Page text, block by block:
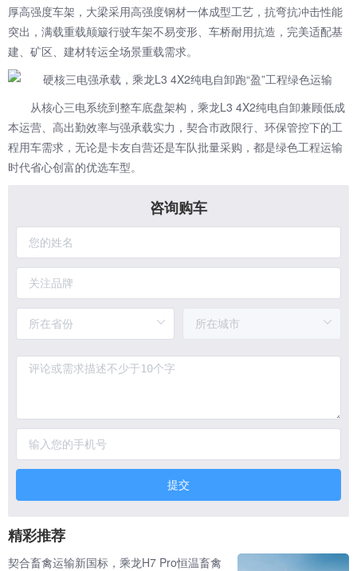
厚高强度车架，大梁采用高强度钢材一体成型工艺，抗弯抗冲击性能
突出，满载重载颠簸行驶车架不易变形、车桥耐用抗造，完美适配基
建、矿区、建材转运全场景重载需求。
从核心三电系统到整车底盘架构，乘龙L3 4X2纯电自卸兼顾低成
本运营、高出勤效率与强承载实力，契合市政限行、环保管控下的工
程用车需求，无论是卡友自营还是车队批量采购，都是绿色工程运输
时代省心创富的优选车型。
咨询购车
提交
精彩推荐
契合畜禽运输新国标，乘龙H7 Pro恒温畜禽